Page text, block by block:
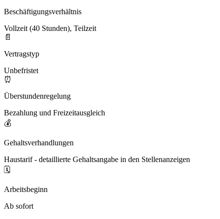
Beschäftigungsverhältnis
Vollzeit (40 Stunden), Teilzeit
📄
Vertragstyp
Unbefristet
⏰
Überstundenregelung
Bezahlung und Freizeitausgleich
💰
Gehaltsverhandlungen
Haustarif - detaillierte Gehaltsangabe in den Stellenanzeigen
🗓️
Arbeitsbeginn
Ab sofort